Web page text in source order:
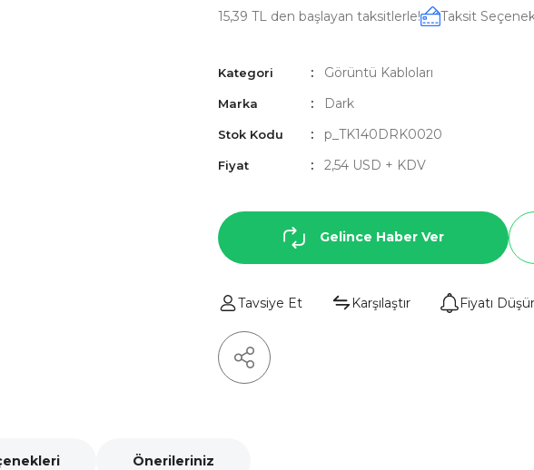
15,39 TL den başlayan taksitlerle! Taksit
Kategori Görüntü Kabloları
Marka Dark
Stok Kodu p_TK140DRK0020
Fiyat 2,54 USD + KDV
Gelince Haber Ver
Tavsiye Et Karşılaştır Fiyatı
Önerileriniz